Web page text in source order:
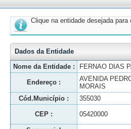
Clique na entidade desejada
Dados da Entidade
Nome da Entidade :
FERNAO DIAS
Endereço :
AVENIDA
MORAIS
Cód.Município : 355030
CEP : 05420000